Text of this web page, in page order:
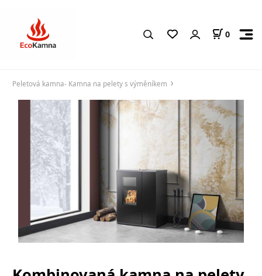
0
Peletová kamna- Kamna na pelety s výměníkem